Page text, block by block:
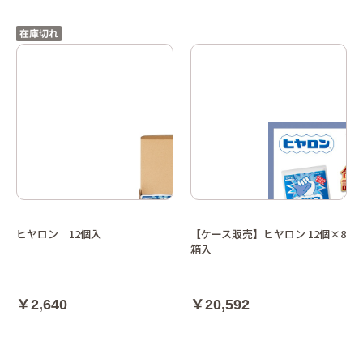
ヒヤロン 12個入
￥2,640
【ケース販売】ヒヤロン 12個×8
箱入
￥20,592